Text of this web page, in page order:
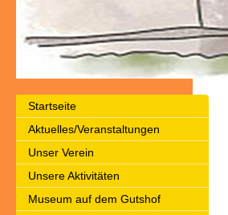
Startseite
Aktuelles/Veranstaltungen
Unser Verein
Unsere Aktivitäten
Museum auf dem Gutshof